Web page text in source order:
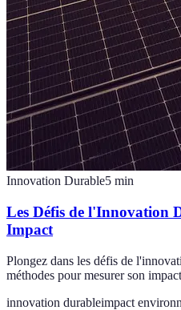
Innovation Durable5 min
Les Défis de l'Innovation
Impact
Plongez dans les défis de
méthodes pour mesurer son
innovation durableimpact